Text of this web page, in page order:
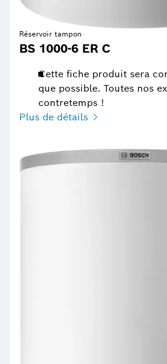
Réservoir tampon
BS 1000-6 ER C
Cette fiche produit sera
que possible. Toutes nos
contretemps !
Plus de détails